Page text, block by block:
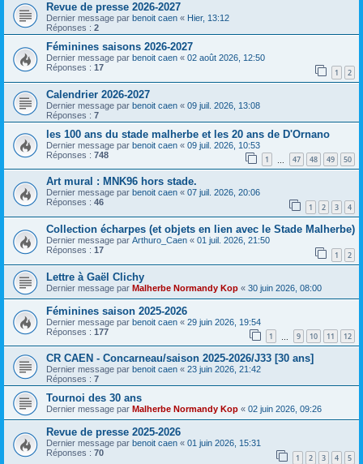
Revue de presse 2026-2027
Dernier message par benoit caen « Hier, 13:12
Réponses : 2
Féminines saisons 2026-2027
Dernier message par benoit caen « 02 août 2026, 12:50
Réponses : 17 1 2
Calendrier 2026-2027
Dernier message par benoit caen « 09 juil. 2026, 13:08
Réponses : 7
les 100 ans du stade malherbe et les 20 ans de D'Ornano
Dernier message par benoit caen « 09 juil. 2026, 10:53
Réponses : 748 1 47 48 49 50
Art mural : MNK96 hors stade.
Dernier message par benoit caen « 07 juil. 2026, 20:06
Réponses : 46 1 2 3 4
Collection écharpes (et objets en lien avec le Stade Malherbe)
Dernier message par Arthuro_Caen « 01 juil. 2026, 21:50
Réponses : 17 1 2
Lettre à Gaël Clichy
Dernier message par Malherbe Normandy Kop « 30 juin 2026, 08:00
Féminines saison 2025-2026
Dernier message par benoit caen « 29 juin 2026, 19:54
Réponses : 177 1 9 10 11 12
CR CAEN - Concarneau/saison 2025-2026/J33 [30 ans]
Dernier message par benoit caen « 23 juin 2026, 21:42
Réponses : 7
Tournoi des 30 ans
Dernier message par Malherbe Normandy Kop « 02 juin 2026, 09:26
Revue de presse 2025-2026
Dernier message par benoit caen « 01 juin 2026, 15:31
Réponses : 70 1 2 3 4 5